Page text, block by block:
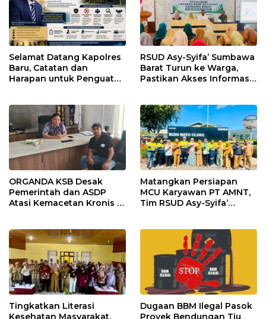
Selamat Datang Kapolres
Baru, Catatan dan
Harapan untuk Penguatan
RSUD Asy-Syifa’ Sumbawa
Barat Turun ke Warga,
Pastikan Akses Informasi
ORGANDA KSB Desak
Pemerintah dan ASDP
Atasi Kemacetan Kronis di
Matangkan Persiapan
MCU Karyawan PT AMNT,
Tim RSUD Asy-Syifa’
Tingkatkan Literasi
Kesehatan Masyarakat,
Dugaan BBM Ilegal Pasok
Proyek Bendungan Tiu